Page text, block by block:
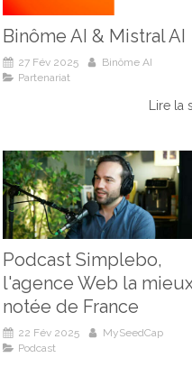
Binôme AI & Mistral AI
27 Fév 2025
Binôme AI
Partenariat
Lire la
Podcast Simplebo,
l'agence Web la
notée de France
22 Fév 2025
MySeedCap
Podcast